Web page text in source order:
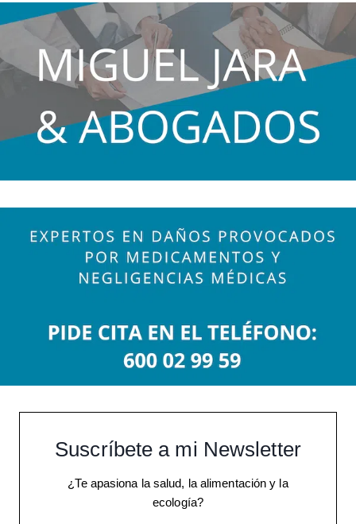
Suscríbete a mi Newsletter
¿Te apasiona la salud, la alimentación y la
ecología?